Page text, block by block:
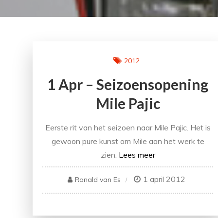
2012
1 Apr – Seizoensopening
Mile Pajic
Eerste rit van het seizoen naar Mile Pajic. Het is
gewoon pure kunst om Mile aan het werk te
zien. Lees meer
Ronald van Es 1 april 2012